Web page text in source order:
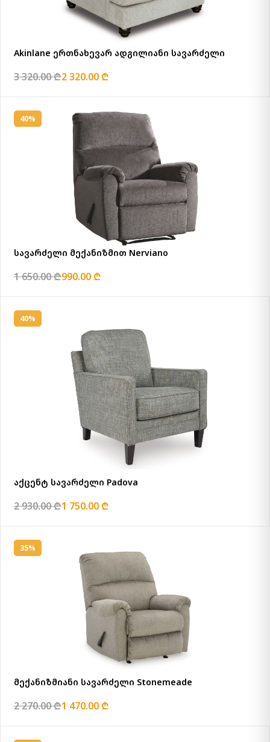
Akinlane ერთნახევარ ადგილიანი სავარძელი
3 320.00 ₾2 320.00 ₾
40%
სავარძელი მექანიზმით Nerviano
1 650.00 ₾990.00 ₾
40%
აქცენტ სავარძელი Padova
2 930.00 ₾1 750.00 ₾
35%
მექანიზმიანი სავარძელი Stonemeade
2 270.00 ₾1 470.00 ₾